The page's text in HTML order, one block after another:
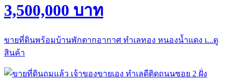
3,500,000 บาท
ขายที่ดินพร้อมบ้านพักตากอากาศ ทำเลทอง หนองน้ำแดง เ...ดู
สินค้า